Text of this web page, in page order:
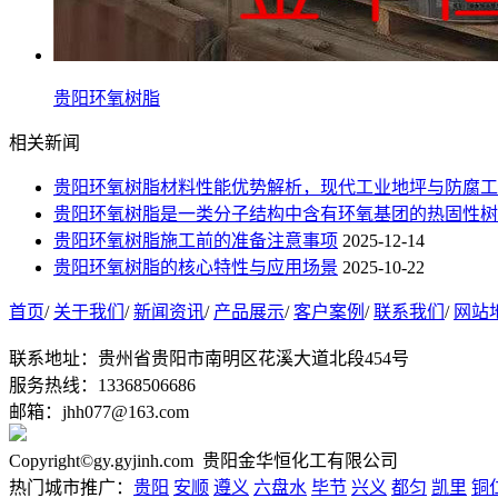
贵阳环氧树脂
相关新闻
贵阳环氧树脂材料性能优势解析，现代工业地坪与防腐
贵阳环氧树脂是一类分子结构中含有环氧基团的热固性
贵阳环氧树脂施工前的准备注意事项 2025-12-14
贵阳环氧树脂的核心特性与应用场景 2025-10-22
首页/ 关于我们 / 新闻资讯/ 产品展示/ 客户案例 / 联系我们 / 网站
联系地址：贵州省贵阳市南明区花溪大道北段454号
服务热线：13368506686
邮箱：jhh077@163.com
Copyright©gy.gyjinh.com 贵阳金华恒化工有限公司
热门城市推广： 贵阳 安顺 遵义 六盘水 毕节 兴义 都匀 凯里 铜